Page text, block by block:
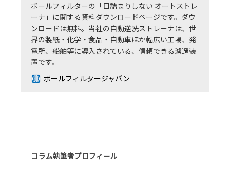
ボールフィルターの「目詰まりしない オートストレ
ーナ」に関する資料ダウンロードページです。ダウ
ンロードは無料。当社の自動逆洗ストレーナは、世
界の製紙・化学・食品・自動車ほか幅広い工場、発
電所、船舶等に導入されている、信頼できる濾過装
置です。
ボールフィルタージャパン
コラム執筆者プロフィール